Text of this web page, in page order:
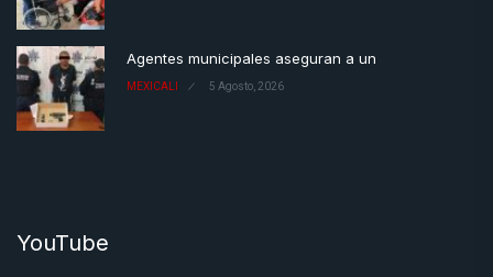
Agentes municipales aseguran a un
MEXICALI 5 Agosto, 2026
YouTube